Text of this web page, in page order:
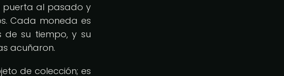
puerta al pasado y
Cada moneda es
de su tiempo, y su
acuñaron.
de colección; es